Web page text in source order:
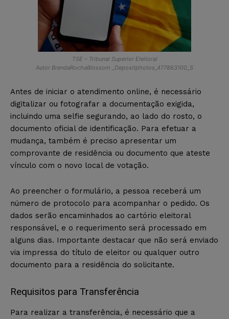
TSE – Tribunal Superior Eleitoral
Autor BrendaRochaBlossom _Depositphotos_477863100_S
Antes de iniciar o atendimento online, é necessário
digitalizar ou fotografar a documentação exigida,
incluindo uma selfie segurando, ao lado do rosto, o
documento oficial de identificação. Para efetuar a
mudança, também é preciso apresentar um
comprovante de residência ou documento que ateste
vínculo com o novo local de votação.
Ao preencher o formulário, a pessoa receberá um
número de protocolo para acompanhar o pedido. Os
dados serão encaminhados ao cartório eleitoral
responsável, e o requerimento será processado em
alguns dias. Importante destacar que não será enviado
via impressa do título de eleitor ou qualquer outro
documento para a residência do solicitante.
Requisitos para Transferência
Para realizar a transferência, é necessário que a